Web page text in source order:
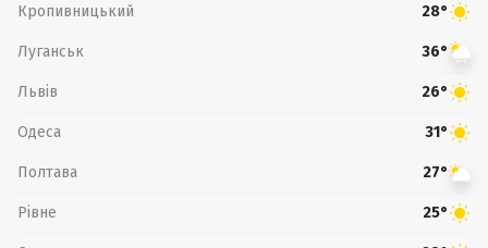
Кропивницький 28°
Луганськ 36°
Львів 26°
Одеса 31°
Полтава 27°
Рівне 25°